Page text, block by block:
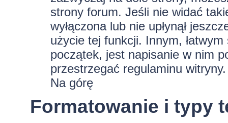
strony forum. Jeśli nie widać
wyłączona lub nie upłynął
użycie tej funkcji. Innym,
początek, jest napisanie w nim
przestrzegać regulaminu witryny.
Na górę
Formatowanie i typy